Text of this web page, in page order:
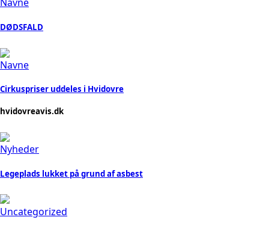
Navne
DØDSFALD
Navne
Cirkuspriser uddeles i Hvidovre
hvidovreavis.dk
Nyheder
Legeplads lukket på grund af asbest
Uncategorized